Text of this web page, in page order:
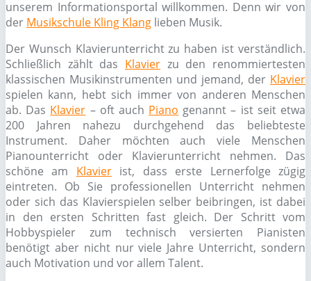
unserem Informationsportal willkommen. Denn wir von
der Musikschule Kling Klang lieben Musik.
Der Wunsch Klavierunterricht zu haben ist verständlich.
Schließlich zählt das Klavier zu den renommiertesten
klassischen Musikinstrumenten und jemand, der Klavier
spielen kann, hebt sich immer von anderen Menschen
ab. Das Klavier – oft auch Piano genannt – ist seit etwa
200 Jahren nahezu durchgehend das beliebteste
Instrument. Daher möchten auch viele Menschen
Pianounterricht oder Klavierunterricht nehmen. Das
schöne am Klavierist, dass erste Lernerfolge zügig
eintreten. Ob Sie professionellen Unterricht nehmen
oder sich das Klavierspielen selber beibringen, ist dabei
in den ersten Schritten fast gleich. Der Schritt vom
Hobbyspieler zum technisch versierten Pianisten
benötigt aber nicht nur viele Jahre Unterricht, sondern
auch Motivation und vor allem Talent.